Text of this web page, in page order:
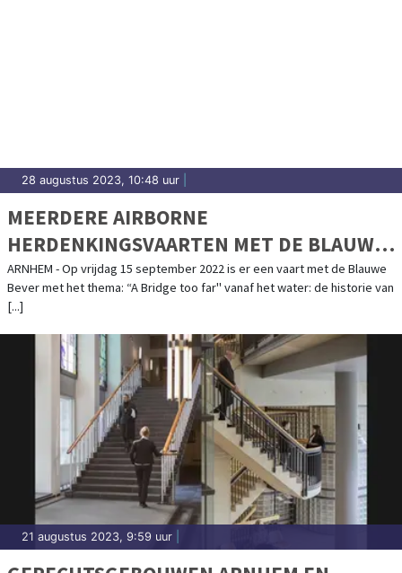
28 augustus 2023, 10:48 uur
MEERDERE AIRBORNE
HERDENKINGSVAARTEN MET DE BLAUWE
BEVER ROND ARNHEM
ARNHEM - Op vrijdag 15 september 2022 is er een vaart met de Blauwe
Bever met het thema: “A Bridge too far" vanaf het water: de historie van
[...]
21 augustus 2023, 9:59 uur